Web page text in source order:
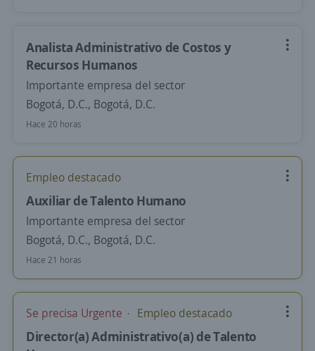
Analista Administrativo de Costos y
Recursos Humanos
Importante empresa del sector
Bogotá, D.C., Bogotá, D.C.
Hace 20 horas
Empleo destacado
Auxiliar de Talento Humano
Importante empresa del sector
Bogotá, D.C., Bogotá, D.C.
Hace 21 horas
Se precisa Urgente Empleo destacado
Director(a) Administrativo(a) de Talento